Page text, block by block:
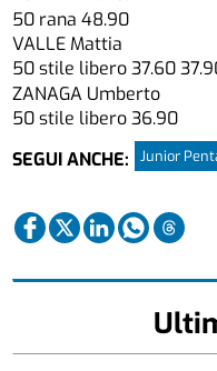
50 rana 48.90
VALLE Mattia
50 stile libero 37.60
ZANAGA Umberto
50 stile libero 36.90
SEGUI ANCHE:
Junior